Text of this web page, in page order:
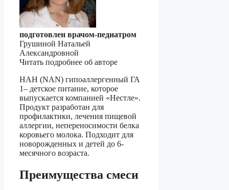
подготовлен врачом-педиатром
Грушиной Натальей
Александровной
Читать подробнее об авторе
НАН (NAN) гипоаллергенный ГА
1– детское питание, которое
выпускается компанией «Нестле».
Продукт разработан для
профилактики, лечения пищевой
аллергии, непереносимости белка
коровьего молока. Подходит для
новорожденных и детей до 6-
месячного возраста.
Преимущества смеси